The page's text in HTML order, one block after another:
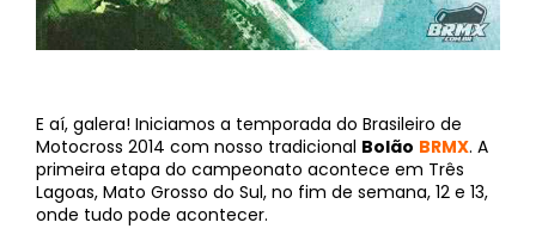
E aí, galera! Iniciamos a temporada do Brasileiro de
Motocross 2014 com nosso tradicional Bolão BRMX. A
primeira etapa do campeonato acontece em Três
Lagoas, Mato Grosso do Sul, no fim de semana, 12 e 13,
onde tudo pode acontecer.